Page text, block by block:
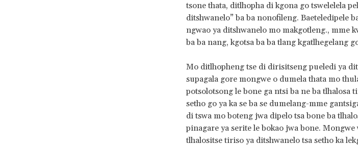
tsone thata, ditlhopha di kgona go tswelelela
ditshwanelo” ba ba nonofileng. Baeteledipele
ngwao ya ditshwanelo mo makgotleng., mme
ba ba nang, kgotsa ba ba tlang kgatlhegelang
Mo ditlhopheng tse di dirisitseng pueledi ya
supagala gore mongwe o dumela thata mo
potsolotsong le bone ga ntsi ba ne ba tlhalosa
setho go ya ka se ba se dumelang-mme
di tswa mo boteng jwa dipelo tsa bone ba
pinagare ya serite le bokao jwa bone. Mongwe
tlhalositse tiriso ya ditshwanelo tsa setho ka